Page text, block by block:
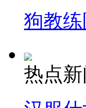
狗教
热点新